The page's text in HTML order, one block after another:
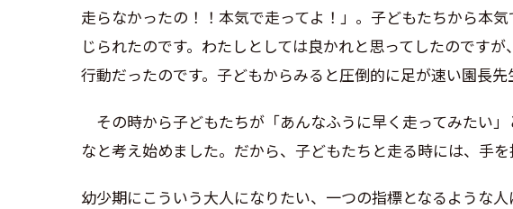
走らなかったの！！本気で走ってよ！ 」。 子どもたちから本
じられたのです。 わたしとしては良かれと思ってしたのです
行動だったのです。子どもからみると圧倒的に足が速い園長先
その時から子どもたちが「あんなふうに早く走ってみたい
なと考え始めました。だから、子どもたちと走る時には、手を
幼少期にこういう大人になりたい、一つの指標となるような